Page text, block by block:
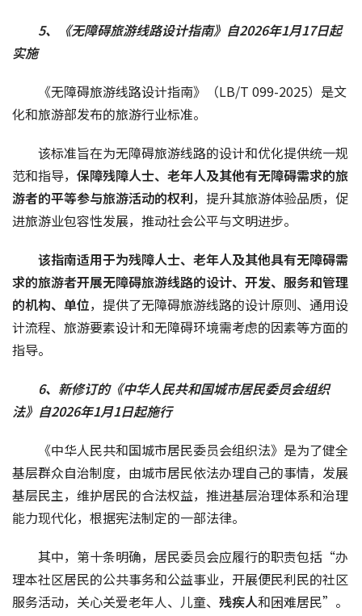
5、《无障碍旅游线路设计指南》自2026年1月17日起
实施
《无障碍旅游线路设计指南》（LB/T 099-2025）是文
化和旅游部发布的旅游行业标准。
该标准旨在为无障碍旅游线路的设计和优化提供统一规
范和指导， 保障残障人士、老年人及其他有无障碍需求的旅
游者的平等参与旅游活动的权利，提升其旅游体验品质，促
进旅游业包容性发展，推动社会公平与文明进步。
该指南适用于为残障人士、老年人及其他具有无障碍需
求的旅游者开展无障碍旅游线路的设计、开发、服务和管理
的机构、单位，提供了无障碍旅游线路的设计原则、通用设
计流程、旅游要素设计和无障碍环境需考虑的因素等方面的
指导。
6、新修订的《中华人民共和国城市居民委员会组织
法》自2026年1月1日起施行
《中华人民共和国城市居民委员会组织法》是为了健全
基层群众自治制度，由城市居民依法办理自己的事情，发展
基层民主，维护居民的合法权益，推进基层治理体系和治理
能力现代化，根据宪法制定的一部法律。
其中，第十条明确，居民委员会应履行的职责包括“办
理本社区居民的公共事务和公益事业，开展便民利民的社区
服务活动，关心关爱老年人、儿童、 残疾人和困难居民”。